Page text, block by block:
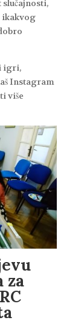
ikakvog
igri,
Instagram
više
za